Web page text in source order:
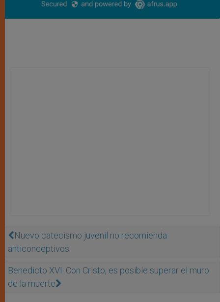
Nuevo catecismo juvenil no recomienda
anticonceptivos
Benedicto XVI: Con Cristo, es posible superar el muro
de la muerte